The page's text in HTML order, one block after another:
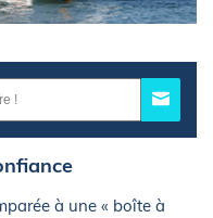
à une « boîte à